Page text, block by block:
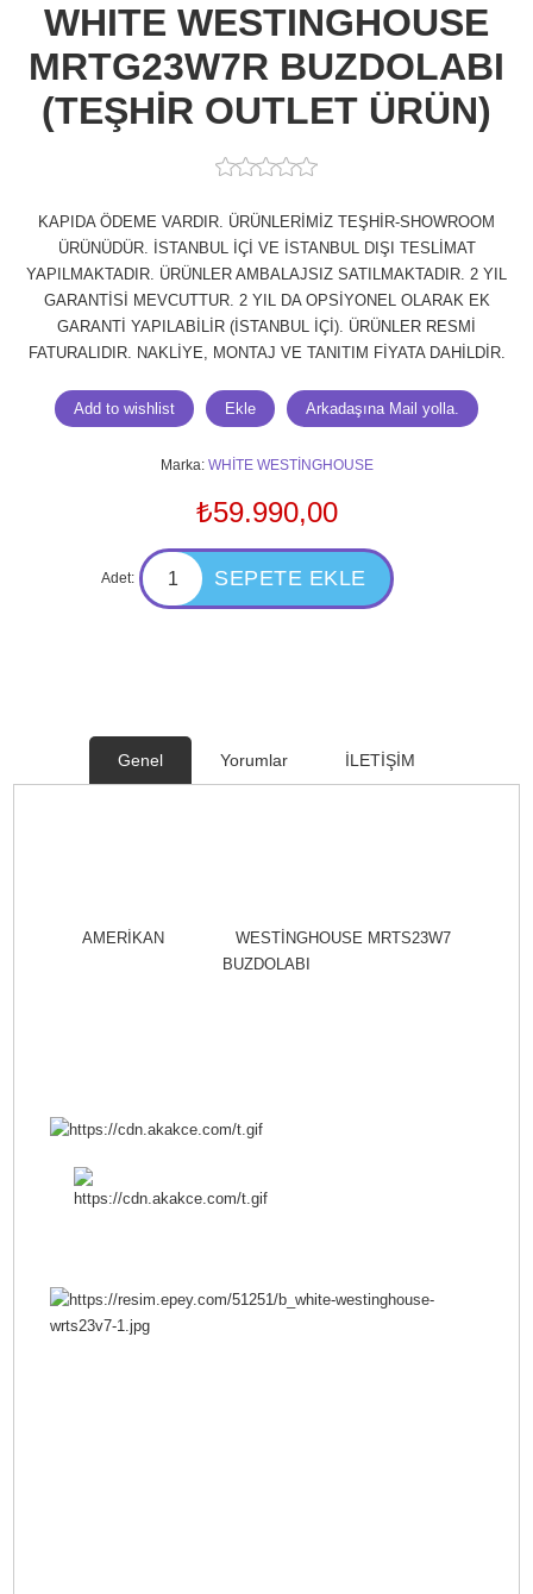
WHITE WESTINGHOUSE
MRTG23W7R BUZDOLABI
(TEŞHİR OUTLET ÜRÜN)
KAPIDA ÖDEME VARDIR. ÜRÜNLERİMİZ TEŞHİR-SHOWROOM
ÜRÜNÜDÜR. İSTANBUL İÇİ VE İSTANBUL DIŞI TESLİMAT
YAPILMAKTADIR. ÜRÜNLER AMBALAJSIZ SATILMAKTADIR. 2 YIL
GARANTİSİ MEVCUTTUR. 2 YIL DA OPSİYONEL OLARAK EK
GARANTİ YAPILABİLİR (İSTANBUL İÇİ). ÜRÜNLER RESMİ
FATURALIDIR. NAKLİYE, MONTAJ VE TANITIM FİYATA DAHİLDİR.
Marka: WHİTE WESTİNGHOUSE
₺59.990,00
Adet:
Genel Yorumlar İLETİŞİM
AMERİKAN WESTİNGHOUSE MRTS23W7
BUZDOLABI